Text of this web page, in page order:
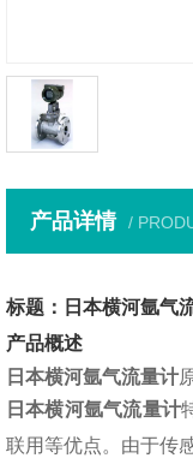
产品详情 /
标题：日本横河氩气
产品概述
日本横河氩气流量计
日本横河氩气流量计
联用等优点。由于传